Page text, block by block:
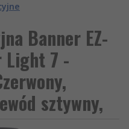
Banner EZ-
Light 7 -
sztywny,